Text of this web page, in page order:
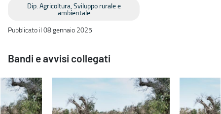
Dip. Agricoltura, Sviluppo rurale e
ambientale
Pubblicato il 08 gennaio 2025
Bandi e avvisi collegati